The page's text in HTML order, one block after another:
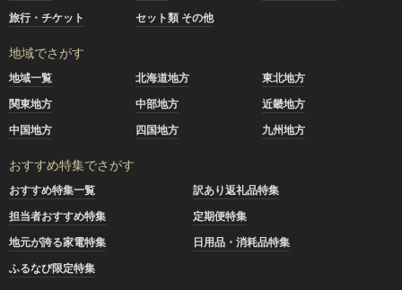
旅行・チケット
セット類 その他
地域でさがす
地域一覧 北海道地方
東北地方
関東地方
中部地方
近畿地方
中国地方
四国地方 九州地方
おすすめ特集でさがす
おすすめ特集一覧
訳あり返礼品特集
担当者おすすめ特集
定期便特集
地元が誇る家電特集
日用品・消耗品特集
ふるなび限定特集